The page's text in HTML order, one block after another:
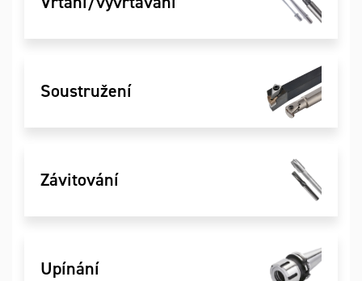
Soustružení
Závitování
Upínání